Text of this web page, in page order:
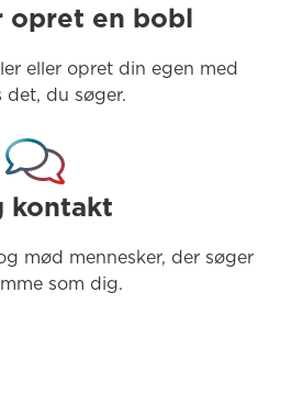
opret en bobl
eller opret din egen med
du søger.
kontakt
mød mennesker, der søger
som dig.